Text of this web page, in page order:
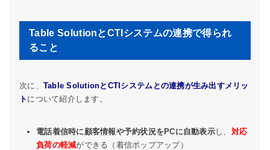
Table SolutionとCTIシステムの連携で得られ
ること
次に、 Table SolutionとCTIシステムとの連携が生み出すメリッ
ト について紹介します。
電話着信時に顧客情報や予約状況をPCに自動表示し、 対応
負荷の軽減ができる（着信ポップアップ）